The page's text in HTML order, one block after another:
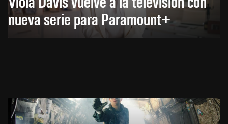
nueva serie para Paramount+